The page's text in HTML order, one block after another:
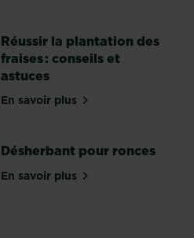
Réussir la plantation des
fraises : conseils et
astuces
En savoir plussur Réussir la plantation
Désherbant pour ronces
En savoir plussur Désherbant pour